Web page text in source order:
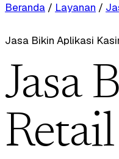
Beranda / Layanan /
Jasa Bikin Aplikasi
Jasa